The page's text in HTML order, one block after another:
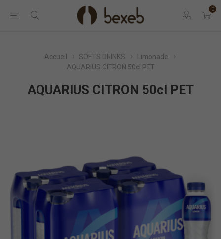
0
Accueil SOFTS DRINKS
Limonade
AQUARIUS CITRON 50cl PET
AQUARIUS CITRON 50cl PET